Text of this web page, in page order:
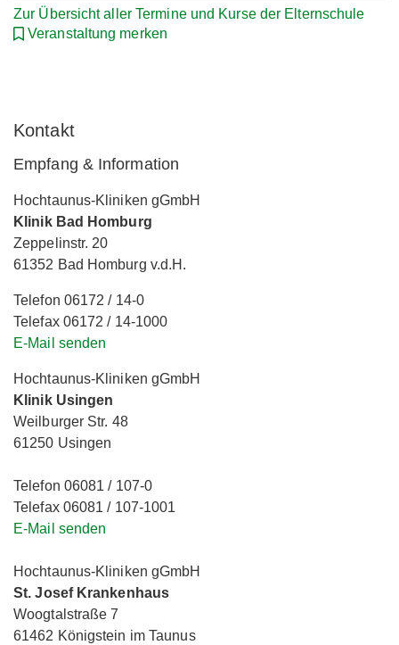
Zur Übersicht aller Termine und Kurse der Elternschule
Veranstaltung merken
Kontakt
Empfang & Information
Hochtaunus-Kliniken gGmbH
Klinik Bad Homburg
Zeppelinstr. 20
61352 Bad Homburg v.d.H.
Telefon 06172 / 14-0
Telefax 06172 / 14-1000
E-Mail senden
Hochtaunus-Kliniken gGmbH
Klinik Usingen
Weilburger Str. 48
61250 Usingen
Telefon 06081 / 107-0
Telefax 06081 / 107-1001
E-Mail senden
Hochtaunus-Kliniken gGmbH
St. Josef Krankenhaus
Woogtalstraße 7
61462 Königstein im Taunus